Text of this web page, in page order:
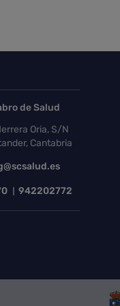
de Salud
Oria, S/N
Cantabria
942202772